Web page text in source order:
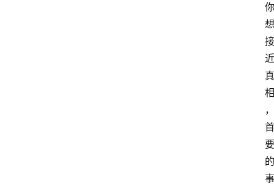
你
想
接
近
真
相
，
首
要
的
事